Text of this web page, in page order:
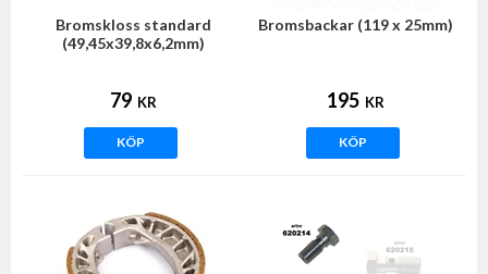
Bromskloss standard
(49,45x39,8x6,2mm)
79 KR
KÖP
Bromsbackar (119 x 25mm)
195 KR
KÖP